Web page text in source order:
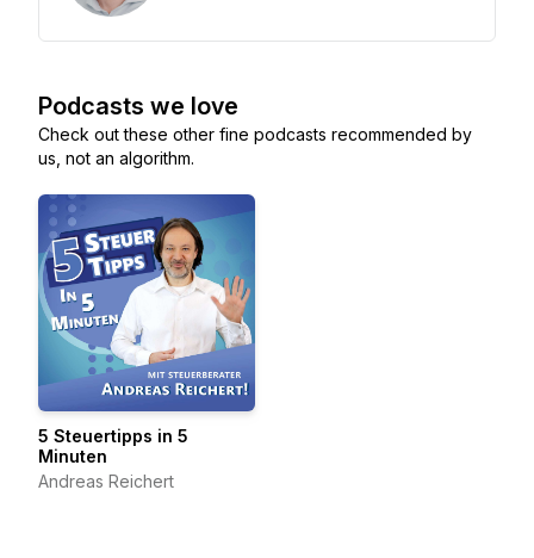
Podcasts we love
Check out these other fine podcasts recommended by
us, not an algorithm.
5 Steuertipps in 5
Minuten
Andreas Reichert